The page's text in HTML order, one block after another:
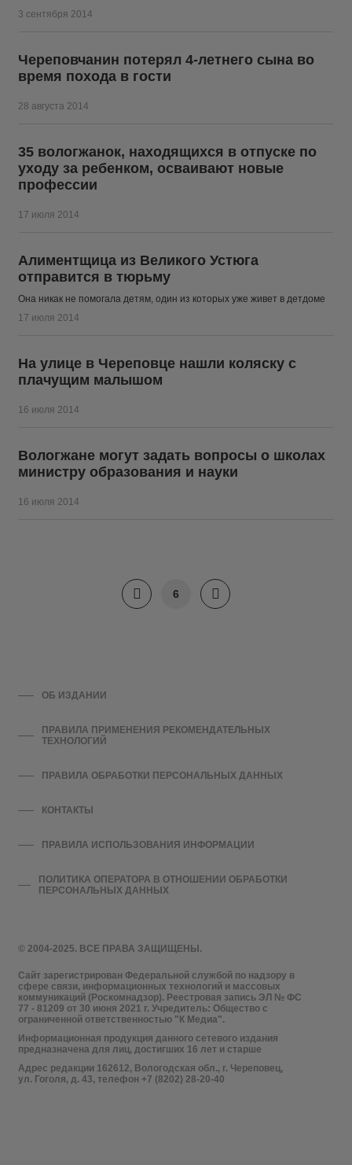
3 сентября 2014
Череповчанин потерял 4-летнего сына во
время похода в гости
28 августа 2014
35 вологжанок, находящихся в отпуске по
уходу за ребенком, осваивают новые
профессии
17 июля 2014
Алиментщица из Великого Устюга
отправится в тюрьму
Она никак не помогала детям, один из которых уже живет в детдоме
17 июля 2014
На улице в Череповце нашли коляску с
плачущим малышом
16 июля 2014
Вологжане могут задать вопросы о школах
министру образования и науки
16 июля 2014
6
© 2004-2025. ВСЕ ПРАВА ЗАЩИЩЕНЫ.
Сайт зарегистрирован Федеральной службой по надзору в
сфере связи, информационных технологий и массовых
коммуникаций (Роскомнадзор). Реестровая запись ЭЛ № ФС
77 - 81209 от 30 июня 2021 г. Учредитель: Общество с
ограниченной ответственностью "К Медиа".
Информационная продукция данного сетевого издания
предназначена для лиц, достигших 16 лет и старше
Адрес редакции 162612, Вологодская обл., г. Череповец,
ул. Гоголя, д. 43, телефон +7 (8202) 28-20-40
ОБ ИЗДАНИИ
ПРАВИЛА ПРИМЕНЕНИЯ РЕКОМЕНДАТЕЛЬНЫХ
ТЕХНОЛОГИЙ
ПРАВИЛА ОБРАБОТКИ ПЕРСОНАЛЬНЫХ ДАННЫХ
КОНТАКТЫ
ПРАВИЛА ИСПОЛЬЗОВАНИЯ ИНФОРМАЦИИ
ПОЛИТИКА ОПЕРАТОРА В ОТНОШЕНИИ ОБРАБОТКИ
ПЕРСОНАЛЬНЫХ ДАННЫХ